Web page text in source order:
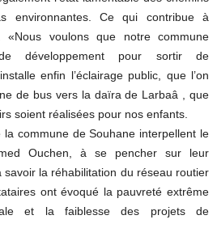
environnantes. Ce qui contribue à
«Nous voulons que notre commune
développement pour sortir de
enfin l’éclairage public, que l’on
de bus vers la daïra de Larbaâ , que
soient réalisées pour nos enfants.
commune de Souhane interpellent le
Ouchen, à se pencher sur leur
savoir la réhabilitation du réseau routier
ont évoqué la pauvreté extrême
et la faiblesse des projets de